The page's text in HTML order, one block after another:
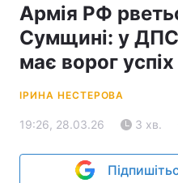
Армія РФ
Сумщині: у
має ворог успіх
ІРИНА НЕСТЕРОВА
19:26, 28.03.26 3 хв.